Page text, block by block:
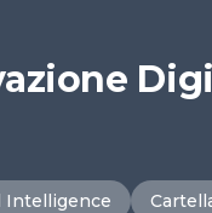
Intelligence